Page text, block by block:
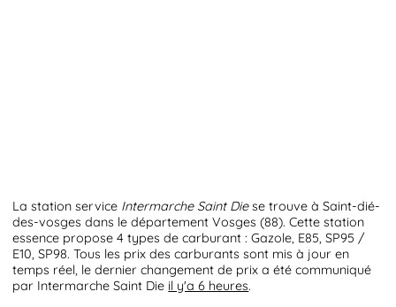
La station service Intermarche Saint Diese trouve à Saint-dié-
des-vosges dans le département Vosges (88). Cette station
essence propose 4 types de carburant : Gazole, E85, SP95 /
E10, SP98. Tous les prix des carburants sont mis à jour en
temps réel, le dernier changement de prix a été communiqué
par Intermarche Saint Die il y'a 6 heures.